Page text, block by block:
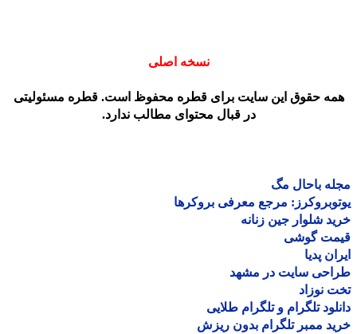
نسخه اصلی
حقوق این سایت برای قطره محفوظ است. قطره مسئولیتی
در قبال محتوای مطالب ندارد.
باحال مگ
مرجع معرفی بروکرها
شلوار جین زنانه
گوشی
پدیا
سایت در مشهد
نوزاد
تلگرام و تلگرام طلایی
ممبر تلگرام بدون ریزش